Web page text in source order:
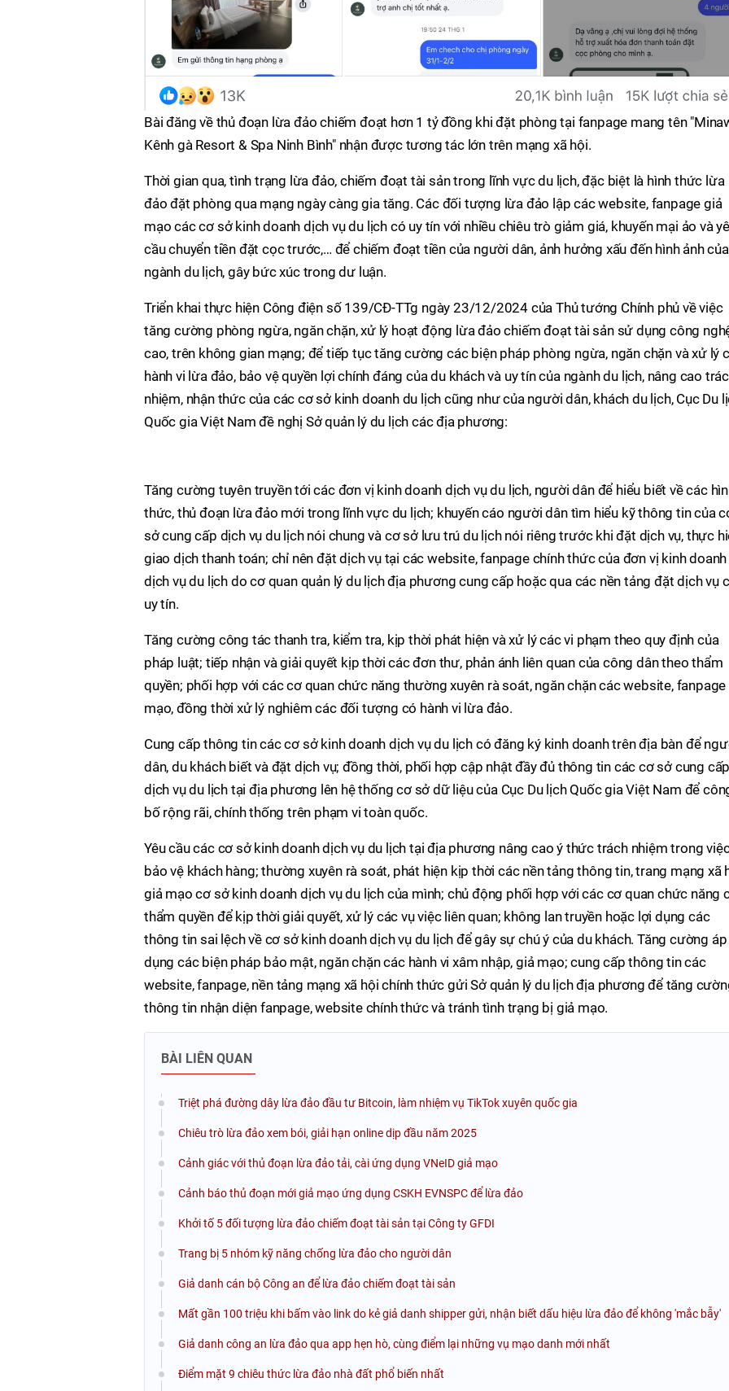
Bài đăng về thủ đoạn lừa đảo chiếm đoạt hơn 1 tỷ đồng khi đặt phòng tại fanpage mang tên
Kênh gà Resort & Spa Ninh Bình" nhận được tương tác lớn trên mạng xã hội.
Thời gian qua, tình trạng lừa đảo, chiếm đoạt tài sản trong lĩnh vực du lịch, đặc biệt là hình thức lừa
đảo đặt phòng qua mạng ngày càng gia tăng. Các đối tượng lừa đảo lập các website, fanpage giả
mạo các cơ sở kinh doanh dịch vụ du lịch có uy tín với nhiều chiêu trò giảm giá, khuyến mại ảo và
cầu chuyển tiền đặt cọc trước,… để chiếm đoạt tiền của người dân, ảnh hưởng xấu đến hình ảnh của
ngành du lịch, gây bức xúc trong dư luận.
Triển khai thực hiện Công điện số 139/CĐ-TTg ngày 23/12/2024 của Thủ tướng Chính phủ về việc
tăng cường phòng ngừa, ngăn chặn, xử lý hoạt động lừa đảo chiếm đoạt tài sản sử dụng công
cao, trên không gian mạng; để tiếp tục tăng cường các biện pháp phòng ngừa, ngăn chặn và xử lý
hành vi lừa đảo, bảo vệ quyền lợi chính đáng của du khách và uy tín của ngành du lịch, nâng cao
nhiệm, nhận thức của các cơ sở kinh doanh du lịch cũng như của người dân, khách du lịch, Cục Du
Quốc gia Việt Nam đề nghị Sở quản lý du lịch các địa phương:
Tăng cường tuyên truyền tới các đơn vị kinh doanh dịch vụ du lịch, người dân để hiểu biết về các
thức, thủ đoạn lừa đảo mới trong lĩnh vực du lịch; khuyến cáo người dân tìm hiểu kỹ thông tin của
sở cung cấp dịch vụ du lịch nói chung và cơ sở lưu trú du lịch nói riêng trước khi đặt dịch vụ, thực
giao dịch thanh toán; chỉ nên đặt dịch vụ tại các website, fanpage chính thức của đơn vị kinh doanh
dịch vụ du lịch do cơ quan quản lý du lịch địa phương cung cấp hoặc qua các nền tảng đặt dịch vụ
uy tín.
Tăng cường công tác thanh tra, kiểm tra, kịp thời phát hiện và xử lý các vi phạm theo quy định của
pháp luật; tiếp nhận và giải quyết kịp thời các đơn thư, phản ánh liên quan của công dân theo thẩm
quyền; phối hợp với các cơ quan chức năng thường xuyên rà soát, ngăn chặn các website, fanpage
mạo, đồng thời xử lý nghiêm các đối tượng có hành vi lừa đảo.
Cung cấp thông tin các cơ sở kinh doanh dịch vụ du lịch có đăng ký kinh doanh trên địa bàn để
dân, du khách biết và đặt dịch vụ; đồng thời, phối hợp cập nhật đầy đủ thông tin các cơ sở cung cấp
dịch vụ du lịch tại địa phương lên hệ thống cơ sở dữ liệu của Cục Du lịch Quốc gia Việt Nam để
bố rộng rãi, chính thống trên phạm vi toàn quốc.
Yêu cầu các cơ sở kinh doanh dịch vụ du lịch tại địa phương nâng cao ý thức trách nhiệm trong
bảo vệ khách hàng; thường xuyên rà soát, phát hiện kịp thời các nền tảng thông tin, trang mạng xã
giả mạo cơ sở kinh doanh dịch vụ du lịch của mình; chủ động phối hợp với các cơ quan chức năng
thẩm quyền để kịp thời giải quyết, xử lý các vụ việc liên quan; không lan truyền hoặc lợi dụng các
thông tin sai lệch về cơ sở kinh doanh dịch vụ du lịch để gây sự chú ý của du khách. Tăng cường áp
dụng các biện pháp bảo mật, ngăn chặn các hành vi xâm nhập, giả mạo; cung cấp thông tin các
website, fanpage, nền tảng mạng xã hội chính thức gửi Sở quản lý du lịch địa phương để tăng
thông tin nhận diện fanpage, website chính thức và tránh tình trạng bị giả mạo.
BÀI LIÊN QUAN
Triệt phá đường dây lừa đảo đầu tư Bitcoin, làm nhiệm vụ TikTok xuyên quốc gia
Chiêu trò lừa đảo xem bói, giải hạn online dịp đầu năm 2025
Cảnh giác với thủ đoạn lừa đảo tải, cài ứng dụng VNeID giả mạo
Cảnh báo thủ đoạn mới giả mạo ứng dụng CSKH EVNSPC để lừa đảo
Khởi tố 5 đối tượng lừa đảo chiếm đoạt tài sản tại Công ty GFDI
Trang bị 5 nhóm kỹ năng chống lừa đảo cho người dân
Giả danh cán bộ Công an để lừa đảo chiếm đoạt tài sản
Mất gần 100 triệu khi bấm vào link do kẻ giả danh shipper gửi, nhận biết dấu hiệu lừa đảo để không 'mắc bẫy'
Giả danh công an lừa đảo qua app hẹn hò, cùng điểm lại những vụ mạo danh mới nhất
Điểm mặt 9 chiêu thức lừa đảo nhà đất phổ biến nhất